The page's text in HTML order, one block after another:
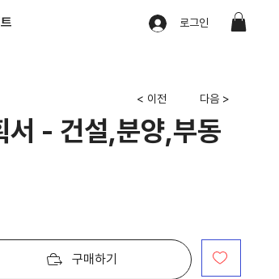
로그인
서 - 건설,분양,부동
구매하기
< 이전 다음 >